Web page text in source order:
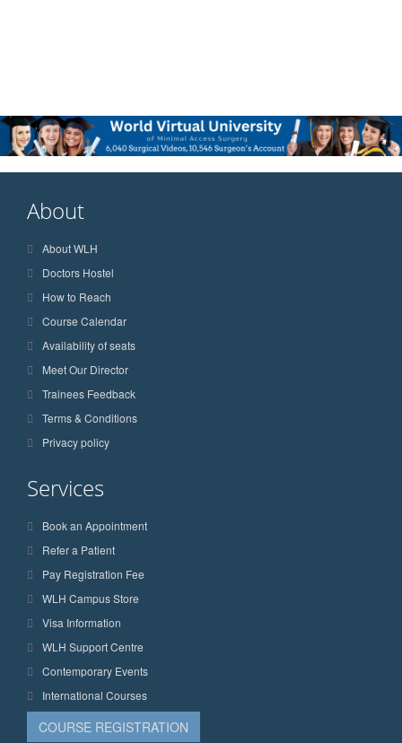
About
About WLH
Doctors Hostel
How to Reach
Course Calendar
Availability of seats
Meet Our Director
Trainees Feedback
Terms & Conditions
Privacy policy
Services
Book an Appointment
Refer a Patient
Pay Registration Fee
WLH Campus Store
Visa Information
WLH Support Centre
Contemporary Events
International Courses
COURSE REGISTRATION